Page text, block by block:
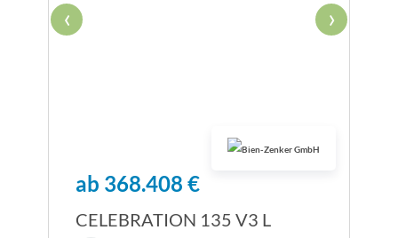
‹ ›
ab 368.408 €
CELEBRATION 135 V3 L